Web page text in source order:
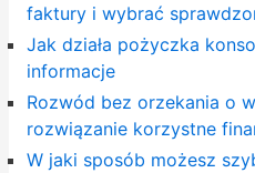
faktury i wybrać
Jak działa pożyczka
informacje
Rozwód bez orzekania o
rozwiązanie korzystne
W jaki sposób możesz